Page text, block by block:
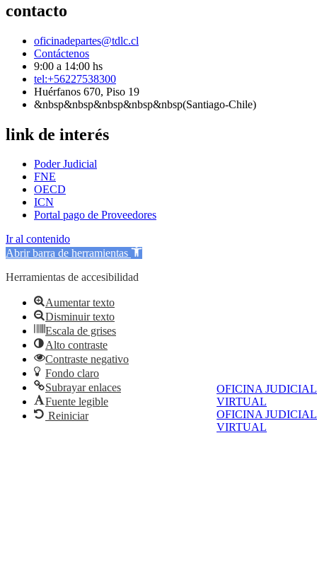
OFICINA JUDICIAL
VIRTUAL
OFICINA JUDICIAL
VIRTUAL
contacto
oficinadepartes@tdlc.cl
Contáctenos
9:00 a 14:00 hs
tel:+56227538300
Huérfanos 670, Piso 19
&nbsp&nbsp&nbsp&nbsp&nbsp(Santiago-Chile)
link de interés
Poder Judicial
FNE
OECD
ICN
Portal pago de Proveedores
Ir al contenido
Abrir barra de herramientas
Herramientas de accesibilidad
Aumentar texto
Disminuir texto
Escala de grises
Alto contraste
Contraste negativo
Fondo claro
Subrayar enlaces
Fuente legible
Reiniciar